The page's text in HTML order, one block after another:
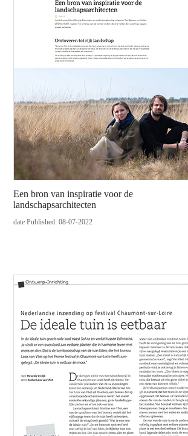
Een bron van inspiratie voor de
landschapsarchitecten
date Published: 08-07-2022